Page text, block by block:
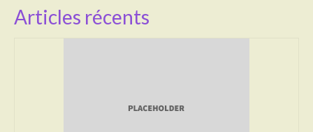
CONSEILLER NUMERIQUE
Articles récents